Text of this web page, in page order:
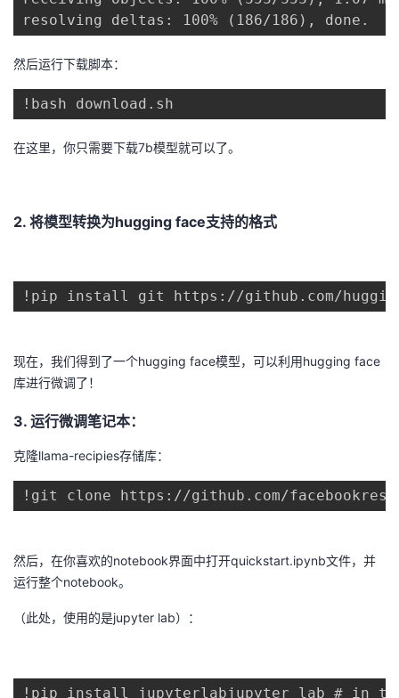
resolving deltas: 100% (186/186), done.
然后运行下载脚本：
!bash download.sh
在这里，你只需要下载7b模型就可以了。
2. 将模型转换为hugging face支持的格式
!pip install git https://github.com/
现在，我们得到了一个hugging face模型，可以利用hugging face
库进行微调了！
3. 运行微调笔记本：
克隆llama-recipies存储库：
!git clone https://github.com/
然后，在你喜欢的notebook界面中打开quickstart.ipynb文件，并
运行整个notebook。
（此处，使用的是jupyter lab）：
!pip install jupyterlabjupyter lab # in